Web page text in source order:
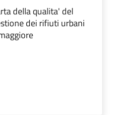
della qualita' del
dei rifiuti urbani